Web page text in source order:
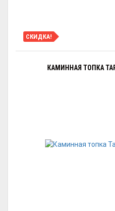
СКИДКА!
КАМИННАЯ ТОПКА